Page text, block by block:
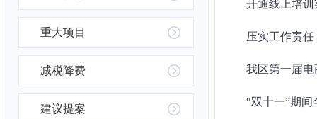
重大项目
减税降费
建议提案
开通线上培
压实工作责
我区第一届
“双十一”期